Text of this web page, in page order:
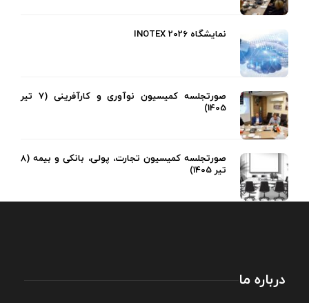
نمایشگاه INOTEX 2026
صورتجلسه کمیسیون نوآوری و کارآفرینی (7 تیر
1405)
صورتجلسه کمیسیون تجارت، پولی، بانکی و بیمه (8
تیر 1405)
درباره ما